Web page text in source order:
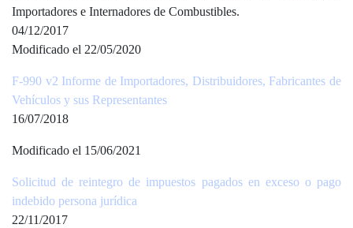
Importadores e Internadores de Combustibles.
04/12/2017
Modificado el 22/05/2020
F-990 v2 Informe de Importadores, Distribuidores, Fabricantes de
Vehículos y sus Representantes
16/07/2018
Modificado el 15/06/2021
Solicitud de reintegro de impuestos pagados en exceso o pago
indebido persona jurídica
22/11/2017